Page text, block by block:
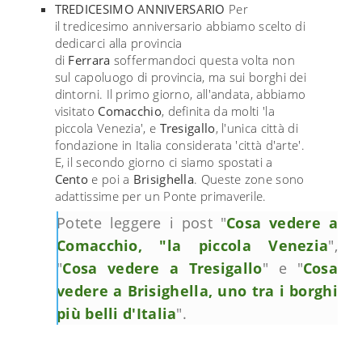
TREDICESIMO ANNIVERSARIO Per
il tredicesimo anniversario abbiamo scelto di
dedicarci alla provincia
di Ferrara soffermandoci questa volta non
sul capoluogo di provincia, ma sui borghi dei
dintorni. Il primo giorno, all'andata, abbiamo
visitato Comacchio, definita da molti 'la
piccola Venezia', e Tresigallo, l'unica città di
fondazione in Italia considerata 'città d'arte'.
E, il secondo giorno ci siamo spostati a
Cento e poi a Brisighella. Queste zone sono
adattissime per un Ponte primaverile.
Potete leggere i post "Cosa vedere a
Comacchio, "la piccola Venezia",
"Cosa vedere a Tresigallo" e "Cosa
vedere a Brisighella, uno tra i borghi
più belli d'Italia".